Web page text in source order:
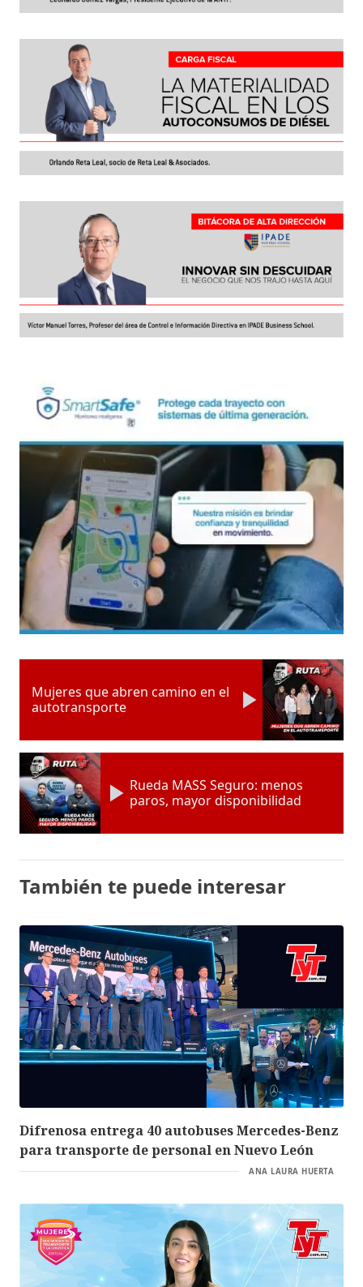
Mujeres que abren camino en el
autotransporte
Rueda MASS Seguro: menos
paros, mayor disponibilidad
También te puede interesar
Difrenosa entrega 40 autobuses Mercedes-Benz
para transporte de personal en Nuevo León
ANA LAURA HUERTA